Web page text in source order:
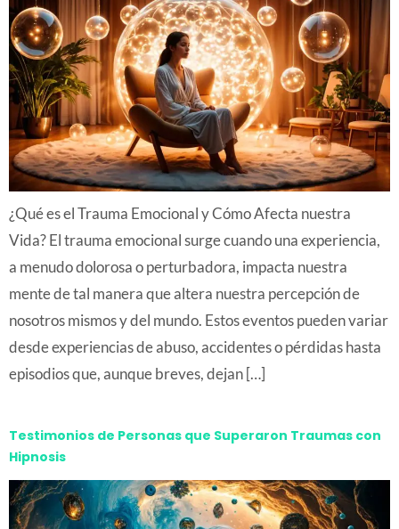
¿Qué es el Trauma Emocional y Cómo Afecta nuestra
Vida? El trauma emocional surge cuando una experiencia,
a menudo dolorosa o perturbadora, impacta nuestra
mente de tal manera que altera nuestra percepción de
nosotros mismos y del mundo. Estos eventos pueden variar
desde experiencias de abuso, accidentes o pérdidas hasta
episodios que, aunque breves, dejan […]
Testimonios de Personas que Superaron Traumas con
Hipnosis